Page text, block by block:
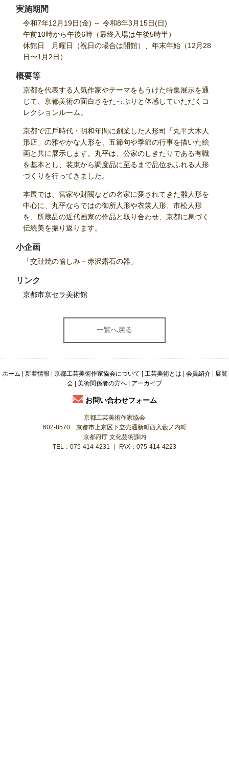
実施期間
令和7年12月19日(金) ～ 令和8年3月15日(日)
午前10時から午後6時（最終入場は午後5時半）
休館日 月曜日（祝日の場合は開館）、年末年始（12月28
日〜1月2日）
概要等
京都を代表する人気作家やテーマをもうけた特集展示を通
じて、京都美術の面白さをたっぷりと体感していただくコ
レクションルーム。
京都で江⼾時代・明和年間に創業した⼈形司「丸平⼤⽊⼈
形店」の雅やかな⼈形を、五節句や季節の⾏事を描いた絵
画と共に展⽰します。丸平は、公家のしきたりである有職
を基本とし、装束から調度品に⾄るまで品位あふれる⼈形
づくりを⾏ってきました。
本展では、宮家や財閥などの名家に愛されてきた雛⼈形を
中⼼に、丸平ならではの御所⼈形や⾐裳⼈形、市松⼈形
を、所蔵品の近代画家の作品と取り合わせ、京都に息づく
伝統美を振り返ります。
小企画
「交趾焼の愉しみ－赤沢露石の器」
リンク
京都市京セラ美術館
ホーム 新着情報 京都工芸美術作家協会について 工芸美術とは 会員紹介|
展覧
会
美術関係者の方へ アーカイブ
お問い合わせフォーム
京都工芸美術作家協会
602-8570 京都市上京区下立売通新町西入藪ノ内町
京都府庁 文化芸術課内
TEL：075-414-4231 ｜ FAX：075-414-4223